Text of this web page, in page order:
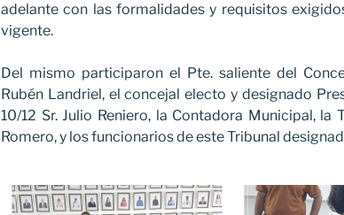
adelante con las formalidades y requisitos
vigente.
Del mismo participaron el Pte. saliente del
Rubén Landriel, el concejal electo y designado
10/12 Sr. Julio Reniero, la Contadora Municipal, la
Romero, y los funcionarios de este Tribunal